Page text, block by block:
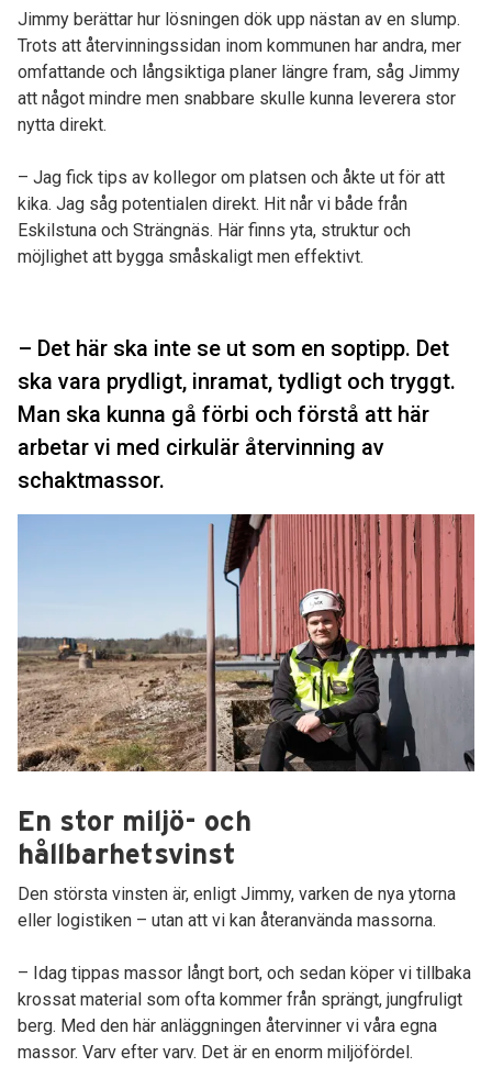
Jimmy berättar hur lösningen dök upp nästan av en slump.
Trots att återvinningssidan inom kommunen har andra, mer
omfattande och långsiktiga planer längre fram, såg Jimmy
att något mindre men snabbare skulle kunna leverera stor
nytta direkt.
– Jag fick tips av kollegor om platsen och åkte ut för att
kika. Jag såg potentialen direkt. Hit når vi både från
Eskilstuna och Strängnäs. Här finns yta, struktur och
möjlighet att bygga småskaligt men effektivt.
– Det här ska inte se ut som en soptipp. Det
ska vara prydligt, inramat, tydligt och tryggt.
Man ska kunna gå förbi och förstå att här
arbetar vi med cirkulär återvinning av
schaktmassor.
En stor miljö- och
hållbarhetsvinst
Den största vinsten är, enligt Jimmy, varken de nya ytorna
eller logistiken – utan att vi kan återanvända massorna.
– Idag tippas massor långt bort, och sedan köper vi tillbaka
krossat material som ofta kommer från sprängt, jungfruligt
berg. Med den här anläggningen återvinner vi våra egna
massor. Varv efter varv. Det är en enorm miljöfördel.